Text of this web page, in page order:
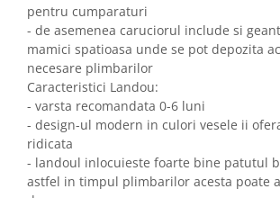
pentru cumparaturi
- de asemenea caruciorul include si
mamici spatioasa unde se pot depozita
necesare plimbarilor
Caracteristici Landou:
- varsta recomandata 0-6 luni
- design-ul modern in culori vesele ii
ridicata
- landoul inlocuieste foarte bine patutul
astfel in timpul plimbarilor acesta poate